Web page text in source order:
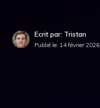
Ecrit par: Tristan
Publié le: 14 février 2026